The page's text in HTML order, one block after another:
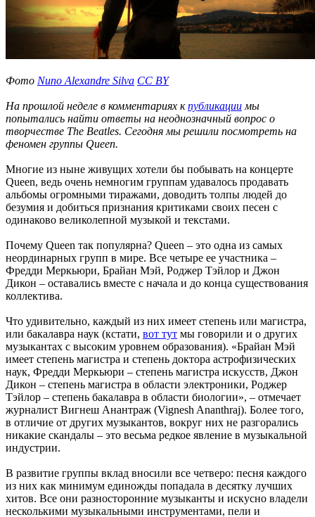
Фото Nuno Alexandre Silva CC BY
На прошлой неделе в комментариях кпубликации мы
попытались найти ответы на неоднозначный вопрос о
творчестве The Beatles. Сегодня мы решили посмотреть на
феномен группы Queen.
Многие из ныне живущих хотели бы побывать на концерте
Queen, ведь очень немногим группам удавалось продавать
альбомы огромными тиражами, доводить толпы людей до
безумия и добиться признания критиками своих песен с
одинаково великолепной музыкой и текстами.
Почему Queen так популярна? Queen – это одна из самых
неординарных групп в мире. Все четыре ее участника –
Фредди Меркьюри, Брайан Мэй, Роджер Тэйлор и Джон
Дикон – оставались вместе с начала и до конца существования
коллектива.
Что удивительно, каждый из них имеет степень или магистра,
или бакалавра наук (кстати, вот тут мы говорили и о других
музыкантах с высоким уровнем образования). «Брайан Мэй
имеет степень магистра и степень доктора астрофизических
наук, Фредди Меркьюри – степень магистра искусств, Джон
Дикон – степень магистра в области электроники, Роджер
Тэйлор – степень бакалавра в области биологии», – отмечает
журналист Вигнеш Анантраж (Vignesh Ananthraj). Более того,
в отличие от других музыкантов, вокруг них не разгорались
никакие скандалы – это весьма редкое явление в музыкальной
индустрии.
В развитие группы вклад вносили все четверо: песня каждого
из них как минимум единожды попадала в десятку лучших
хитов. Все они разносторонние музыканты и искусно владели
несколькими музыкальными инструментами, пели и